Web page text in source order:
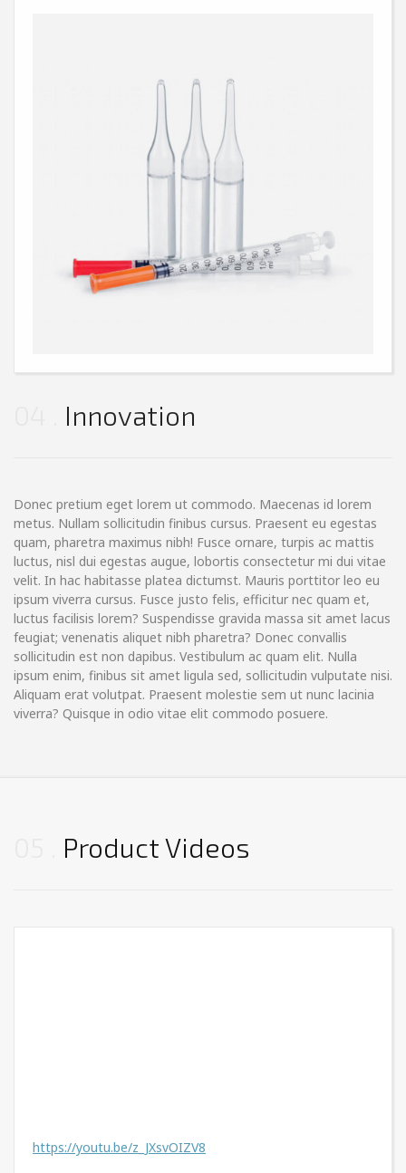
Innovation
Donec pretium eget lorem ut commodo. Maecenas id lorem
metus. Nullam sollicitudin finibus cursus. Praesent eu egestas
quam, pharetra maximus nibh! Fusce ornare, turpis ac mattis
luctus, nisl dui egestas augue, lobortis consectetur mi dui vitae
velit. In hac habitasse platea dictumst. Mauris porttitor leo eu
ipsum viverra cursus. Fusce justo felis, efficitur nec quam et,
luctus facilisis lorem? Suspendisse gravida massa sit amet lacus
feugiat; venenatis aliquet nibh pharetra? Donec convallis
sollicitudin est non dapibus. Vestibulum ac quam elit. Nulla
ipsum enim, finibus sit amet ligula sed, sollicitudin vulputate nisi.
Aliquam erat volutpat. Praesent molestie sem ut nunc lacinia
viverra? Quisque in odio vitae elit commodo posuere.
Product Videos
https://youtu.be/z_JXsvOIZV8